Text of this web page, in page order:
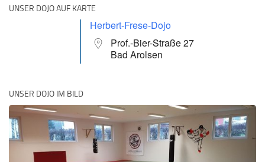
UNSER DOJO AUF KARTE
Herbert-Frese-Dojo
Prof.-Bier-Straße 27
Bad Arolsen
UNSER DOJO IM BILD